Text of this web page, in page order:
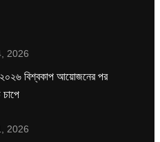
2026
বিশ্বকাপ আয়োজনের পর
2026